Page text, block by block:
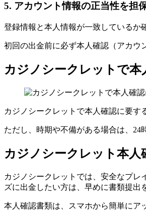
5. アカウント情報の正当性を担
登録情報と本人情報が一致しているか
初回の出金前に必ず本人確認（アカウ
カジノシークレットで本
カジノシークレットで本人確認に要す
ただし、時期や不備がある場合は、24
カジノシークレット本人
カジノシークレットでは、安全なプ
ズに出金したい方は、早めに書類提出
本人確認書類は、スマホから簡単にア